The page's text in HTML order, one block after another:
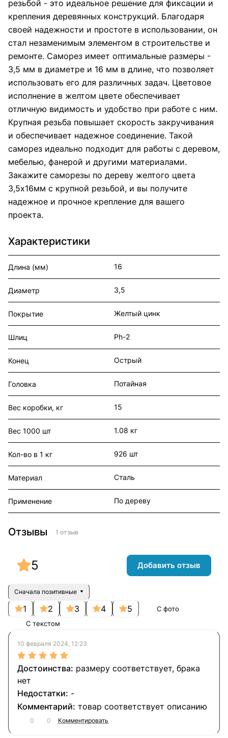
резьбой - это идеальное решение для фиксации и
крепления деревянных конструкций. Благодаря
своей надежности и простоте в использовании, он
стал незаменимым элементом в строительстве и
ремонте. Саморез имеет оптимальные размеры -
3,5 мм в диаметре и 16 мм в длине, что позволяет
использовать его для различных задач. Цветовое
исполнение в желтом цвете обеспечивает
отличную видимость и удобство при работе с ним.
Крупная резьба повышает скорость закручивания
и обеспечивает надежное соединение. Такой
саморез идеально подходит для работы с деревом,
мебелью, фанерой и другими материалами.
Закажите саморезы по дереву желтого цвета
3,5х16мм с крупной резьбой, и вы получите
надежное и прочное крепление для вашего
проекта.
Характеристики
Длина (мм) 16
Диаметр 3,5
Покрытие Желтый цинк
Шлиц Ph-2
Конец Острый
Головка Потайная
Вес коробки, кг 15
Вес 1000 шт 1.08 кг
Кол-во в 1 кг 926 шт
Материал Сталь
Применение По дереву
Отзывы 1 отзыв
Сначала позитивные
1 2 3 4 5
С фото
С текстом
10 февраля 2024, 12:23
размеру соответствует, брака
нет
-
товар соответствует описанию
0 0 Комментировать
5 Добавить отзыв